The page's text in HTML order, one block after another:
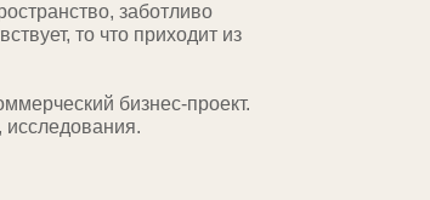
заботливо
то что приходит из
бизнес-проект.
исследования.